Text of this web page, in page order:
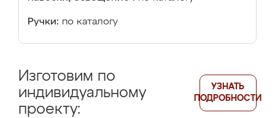
Ручки: по каталогу
Изготовим по
индивидуальному
проекту:
УЗНАТЬ
ПОДРОБНОСТИ